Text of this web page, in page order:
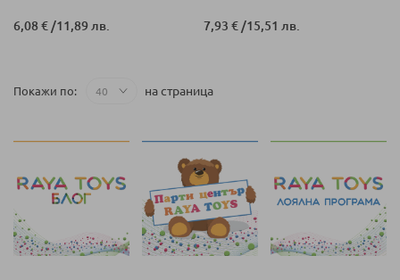
6,08 €/11,89 лв. 7,93 €/15,51 лв.
Покажи по на страница